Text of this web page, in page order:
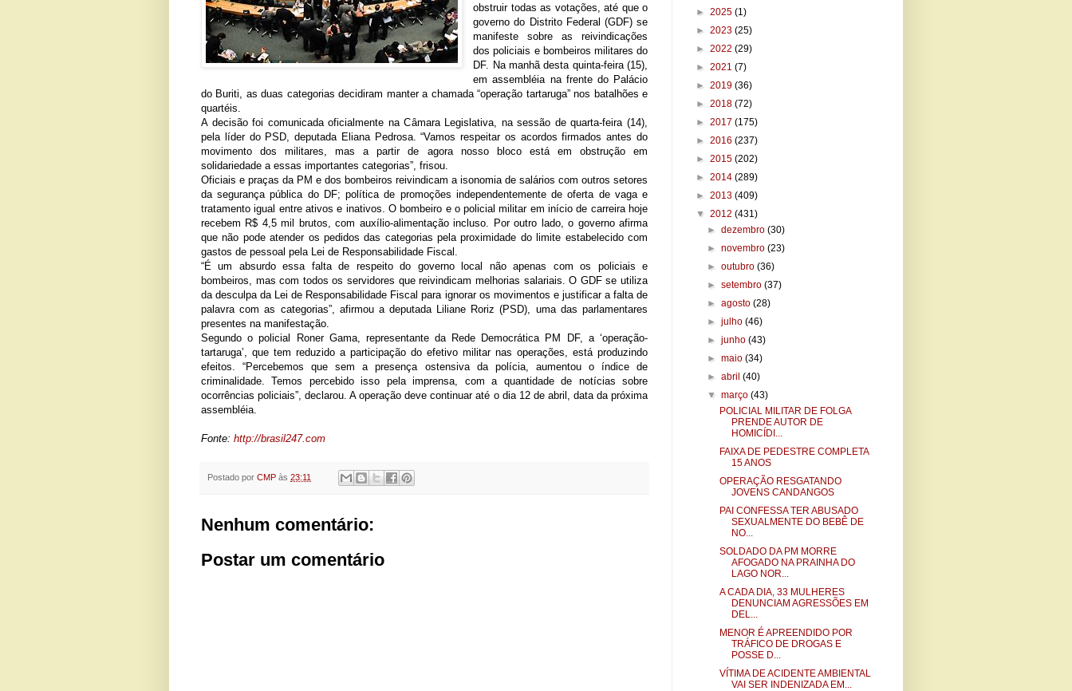
obstruir todas as votações, até que o
governo do Distrito Federal (GDF) se
manifeste sobre as reivindicações
dos policiais e bombeiros militares do
DF. Na manhã desta quinta-feira (15),
em assembléia na frente do Palácio
do Buriti, as duas categorias decidiram manter a chamada “operação tartaruga” nos batalhões e
quartéis.
A decisão foi comunicada oficialmente na Câmara Legislativa, na sessão de quarta-feira (14),
pela líder do PSD, deputada Eliana Pedrosa. “Vamos respeitar os acordos firmados antes do
movimento dos militares, mas a partir de agora nosso bloco está em obstrução em
solidariedade a essas importantes categorias”, frisou.
Oficiais e praças da PM e dos bombeiros reivindicam a isonomia de salários com outros setores
da segurança pública do DF; política de promoções independentemente de oferta de vaga e
tratamento igual entre ativos e inativos. O bombeiro e o policial militar em início de carreira hoje
recebem R$ 4,5 mil brutos, com auxílio-alimentação incluso. Por outro lado, o governo afirma
que não pode atender os pedidos das categorias pela proximidade do limite estabelecido com
gastos de pessoal pela Lei de Responsabilidade Fiscal.
“É um absurdo essa falta de respeito do governo local não apenas com os policiais e
bombeiros, mas com todos os servidores que reivindicam melhorias salariais. O GDF se utiliza
da desculpa da Lei de Responsabilidade Fiscal para ignorar os movimentos e justificar a falta de
palavra com as categorias”, afirmou a deputada Liliane Roriz (PSD), uma das parlamentares
presentes na manifestação.
Segundo o policial Roner Gama, representante da Rede Democrática PM DF, a ‘operação-
tartaruga’, que tem reduzido a participação do efetivo militar nas operações, está produzindo
efeitos. “Percebemos que sem a presença ostensiva da polícia, aumentou o índice de
criminalidade. Temos percebido isso pela imprensa, com a quantidade de notícias sobre
ocorrências policiais”, declarou. A operação deve continuar até o dia 12 de abril, data da próxima
assembléia.
Fonte: http://brasil247.com
Postado por CMP às 23:11
Nenhum comentário:
Postar um comentário
► 2025 (1)
► 2023 (25)
► 2022 (29)
► 2021 (7)
► 2019 (36)
► 2018 (72)
► 2017 (175)
► 2016 (237)
► 2015 (202)
► 2014 (289)
► 2013 (409)
▼ 2012 (431)
►dezembro(30)
►novembro(23)
►outubro(36)
►setembro(37)
►agosto(28)
►julho(46)
►junho(43)
►maio(34)
►abril(40)
▼março(43)
POLICIAL MILITAR DE FOLGA
PRENDE AUTOR DE
HOMICÍDI...
FAIXA DE PEDESTRE COMPLETA
15 ANOS
OPERAÇÃO RESGATANDO
JOVENS CANDANGOS
PAI CONFESSA TER ABUSADO
SEXUALMENTE DO BEBÊ DE
NO...
SOLDADO DA PM MORRE
AFOGADO NA PRAINHA DO
LAGO NOR...
A CADA DIA, 33 MULHERES
DENUNCIAM AGRESSÕES EM
DEL...
MENOR É APREENDIDO POR
TRÁFICO DE DROGAS E
POSSE D...
VÍTIMA DE ACIDENTE AMBIENTAL
VAI SER INDENIZADA EM...